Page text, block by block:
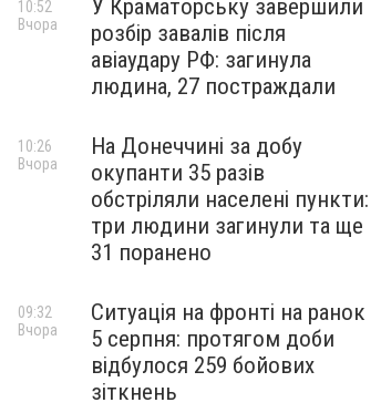
У Краматорську завершили
розбір завалів після
авіаудару РФ: загинула
людина, 27 постраждали
10:52
Вчора
На Донеччині за добу
окупанти 35 разів
обстріляли населені пункти:
три людини загинули та ще
31 поранено
10:26
Вчора
Ситуація на фронті на ранок
5 серпня: протягом доби
відбулося 259 бойових
зіткнень
09:32
Вчора